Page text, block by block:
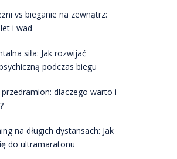
vs bieganie na zewnątrz:
i wad
siła: Jak rozwijać
podczas biegu
dlaczego warto i
na długich dystansach: Jak
do ultramaratonu